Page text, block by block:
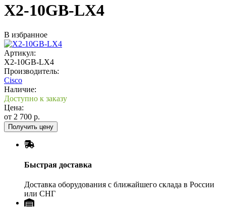
X2-10GB-LX4
В избранное
Артикул:
X2-10GB-LX4
Производитель:
Cisco
Наличие:
Доступно к заказу
Цена:
от 2 700 р.
Получить цену
Быстрая доставка
Доставка оборудования с ближайшего склада в России
или СНГ